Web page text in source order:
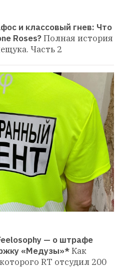
и классовый гнев: Что
Roses?Полная история
Часть 2
— о штрафе
«Медузы»*Как
RT отсудил 200